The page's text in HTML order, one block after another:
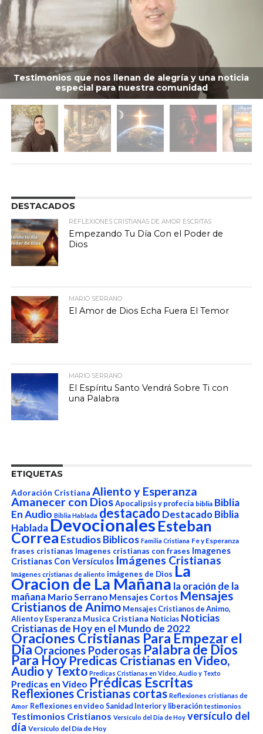
Testimonios que nos llenan de alegría y una noticia
especial para nuestra comunidad
DESTACADOS
REFLEXIONES CRISTIANAS DE AMOR ESCRITAS
Empezando Tu Día Con el Poder de
Dios
MARIO SERRANO
El Amor de Dios Echa Fuera El Temor
MARIO SERRANO
El Espíritu Santo Vendrá Sobre Ti con
una Palabra
ETIQUETAS
Adoración Cristiana Aliento y Esperanza
Amanecer con Dios Apocalipsis y profecía biblia Biblia
En Audio Biblia Hablada destacado Destacado Biblia
HabladaDevocionalesEsteban
Correa Estudios Biblicos Familia Cristiana Fe y Esperanza
frases cristianas Imagenes cristianas con frases Imagenes
Cristianas Con Versículos Imágenes Cristianas
Imágenes cristianas de aliento imágenes de Dios La
Oracion de La Mañana la oración de la
mañana Mario Serrano Mensajes Cortos Mensajes
Cristianos de Animo Mensajes Cristianos de Animo,
Aliento y Esperanza Musica Cristiana Noticias Noticias
Cristianas de Hoy en el Mundo de 2022
Oraciones Cristianas Para Empezar el
DiaOraciones Poderosas Palabra de Dios
Para Hoy Predicas Cristianas en Video,
Audio y Texto Predicas Cristianas en Video, Audio y Texto
Predicas en Video Prédicas Escritas
Reflexiones Cristianas cortas Reflexiones cristianas de
Amor Reflexiones en video Sanidad Interior y liberación testimonios
Testimonios Cristianos Versículo del Dia de Hoy versículo del
día Versículo del Día de Hoy